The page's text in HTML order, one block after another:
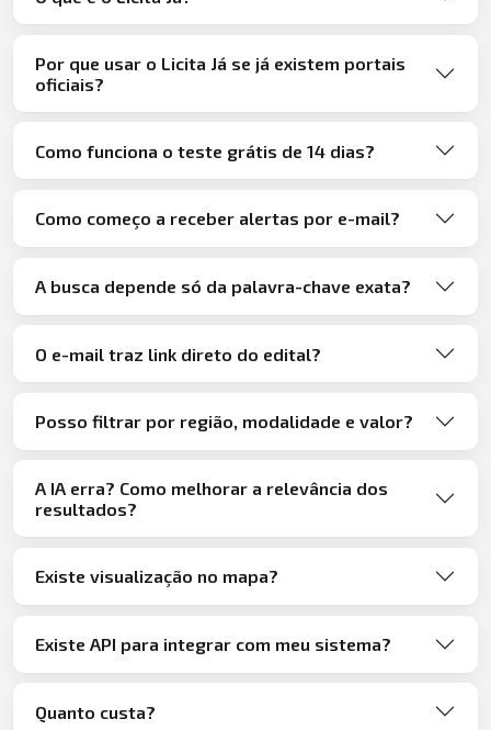
Por que usar o Licita Já se já existem portais
oficiais?
Como funciona o teste grátis de 14 dias?
Como começo a receber alertas por e-mail?
A busca depende só da palavra-chave exata?
O e-mail traz link direto do edital?
Posso filtrar por região, modalidade e valor?
A IA erra? Como melhorar a relevância dos
resultados?
Existe visualização no mapa?
Existe API para integrar com meu sistema?
Quanto custa?